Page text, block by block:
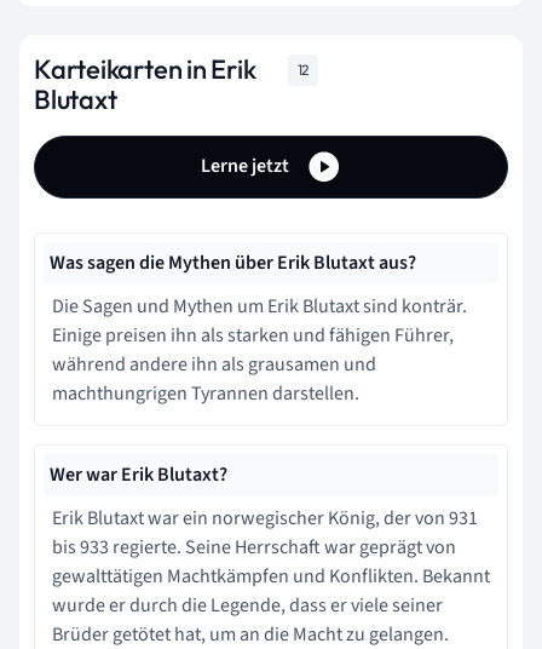
Karteikarten in Erik
Blutaxt
12
Lerne jetzt
Was sagen die Mythen über Erik Blutaxt aus?
Die Sagen und Mythen um Erik Blutaxt sind konträr.
Einige preisen ihn als starken und fähigen Führer,
während andere ihn als grausamen und
machthungrigen Tyrannen darstellen.
Wer war Erik Blutaxt?
Erik Blutaxt war ein norwegischer König, der von 931
bis 933 regierte. Seine Herrschaft war geprägt von
gewalttätigen Machtkämpfen und Konflikten. Bekannt
wurde er durch die Legende, dass er viele seiner
Brüder getötet hat, um an die Macht zu gelangen.